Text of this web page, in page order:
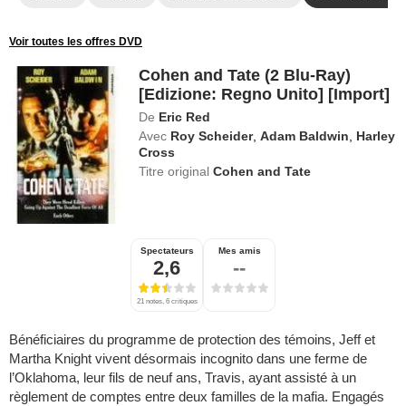
Voir toutes les offres DVD
Cohen and Tate (2 Blu-Ray)
[Edizione: Regno Unito] [Import]
De Eric Red
Avec Roy Scheider,Adam Baldwin
Harley
Cross
Titre originalCohen and Tate
Spectateurs
2,6
21 notes, 6 critiques
Mes amis
--
Bénéficiaires du programme de protection des témoins, Jeff et
Martha Knight vivent désormais incognito dans une ferme de
l’Oklahoma, leur fils de neuf ans, Travis, ayant assisté à un
règlement de comptes entre deux familles de la mafia. Engagés